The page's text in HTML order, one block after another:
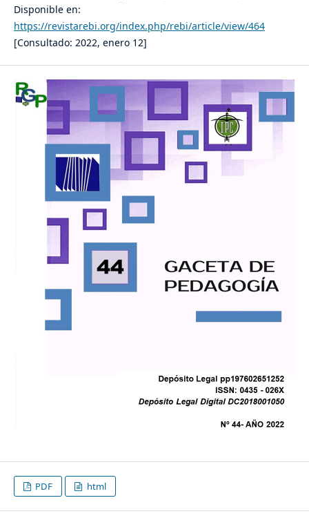
Disponible en:
https://revistarebi.org/index.php/rebi/article/view/464
[Consultado: 2022, enero 12]
PDF html